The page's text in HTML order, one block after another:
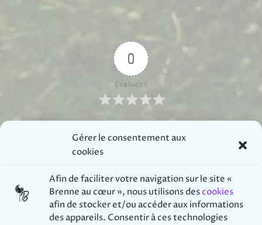
Gérer le consentement aux
cookies
Afin defaciliter votre navigation sur le site «
Brenne au cœur », nous utilisons descookies
afin de stocker et/ou accéder aux informations
des appareils. Consentir à ces technologies
0
Évaluez !